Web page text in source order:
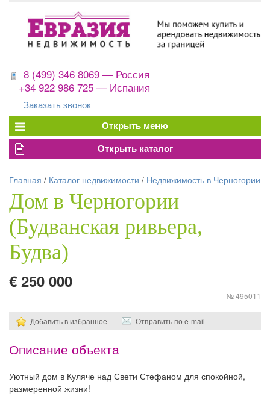
8 (499) 346 8069 — Россия
+34 922 986 725 — Испания
Заказать звонок
Главная / Каталог недвижимости / Недвижимость в Черногории
Дом в Черногории
(Будванская ривьера,
Будва)
€ 250 000
№ 495011
Добавить в избранное Отправить по e-mail
Описание объекта
Уютный дом в Куляче над Свети Стефаном для спокойной,
размеренной жизни!